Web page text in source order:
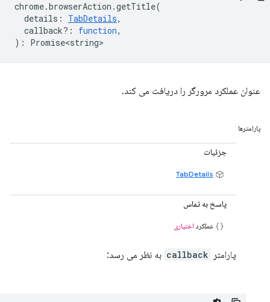
chrome.browserAction .getTitle(
details : TabDetails,
callback? : function,
) : Promise<string>
عنوان عملکرد مرورگر را دریافت می کند.
پارامترها
جزئیات
TabDetails
پاسخ به تماس
عملکرد اختیاری
پارامتر callback به نظر می رسد: